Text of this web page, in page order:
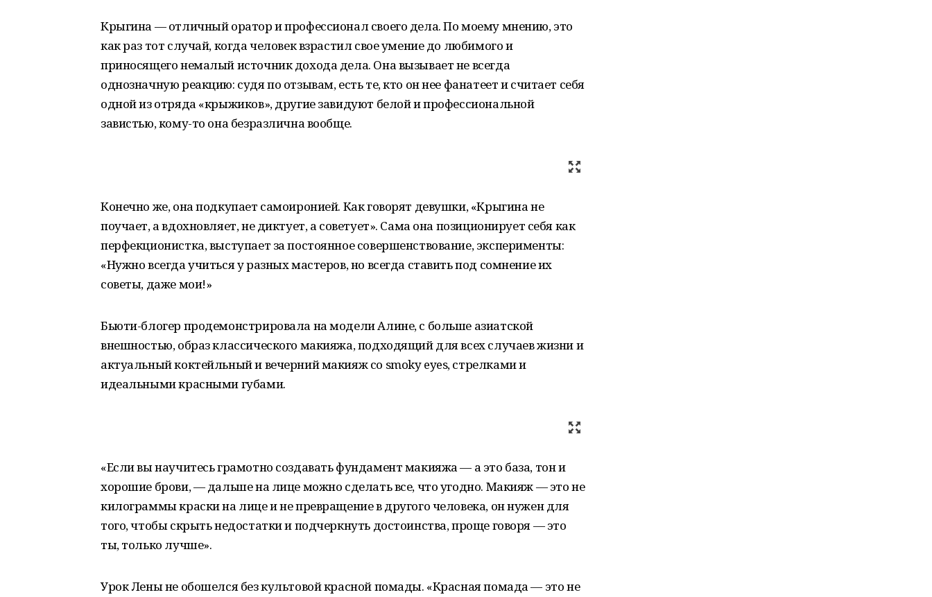
Крыгина — отличный оратор и профессионал своего дела. По моему мнению, это
как раз тот случай, когда человек взрастил свое умение до любимого и
приносящего немалый источник дохода дела. Она вызывает не всегда
однозначную реакцию: судя по отзывам, есть те, кто он нее фанатеет и считает себя
одной из отряда «крыжиков», другие завидуют белой и профессиональной
завистью, кому-то она безразлична вообще.
Конечно же, она подкупает самоиронией. Как говорят девушки, «Крыгина не
поучает, а вдохновляет, не диктует, а советует». Сама она позиционирует себя как
перфекционистка, выступает за постоянное совершенствование, эксперименты:
«Нужно всегда учиться у разных мастеров, но всегда ставить под сомнение их
советы, даже мои!»
Бьюти-блогер продемонстрировала на модели Алине, с больше азиатской
внешностью, образ классического макияжа, подходящий для всех случаев жизни и
актуальный коктейльный и вечерний макияж со smoky eyes, стрелками и
идеальными красными губами.
«Если вы научитесь грамотно создавать фундамент макияжа — а это база, тон и
хорошие брови, — дальше на лице можно сделать все, что угодно. Макияж — это не
килограммы краски на лице и не превращение в другого человека, он нужен для
того, чтобы скрыть недостатки и подчеркнуть достоинства, проще говоря — это
ты, только лучше».
Урок Лены не обошелся без культовой красной помады. «Красная помада — это не